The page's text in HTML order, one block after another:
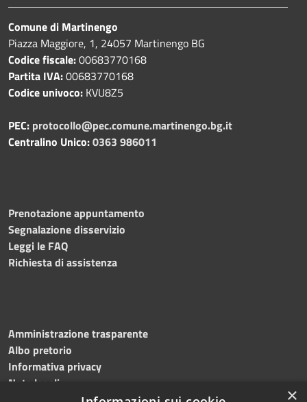
Comune di Martinengo
Piazza Maggiore, 1, 24057 Martinengo BG
Codice fiscale:00683770168
Partita IVA:00683770168
Codice univoco: KVU8Z5
PEC: protocollo@pec.comune.martinengo.bg.it
Centralino Unico:0363 986011
Prenotazione appuntamento
Segnalazione disservizio
Leggi le FAQ
Richiesta di assistenza
Amministrazione trasparente
Albo pretorio
Informativa privacy
Note legali
×